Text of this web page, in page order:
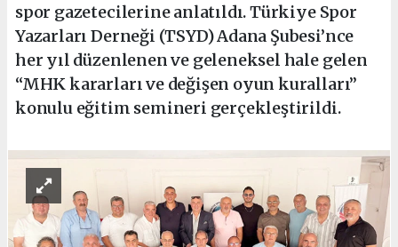
spor gazetecilerine anlatıldı. Türkiye Spor
Yazarları Derneği (TSYD) Adana Şubesi’nce
her yıl düzenlenen ve geleneksel hale gelen
“MHK kararları ve değişen oyun kuralları”
konulu eğitim semineri gerçekleştirildi.